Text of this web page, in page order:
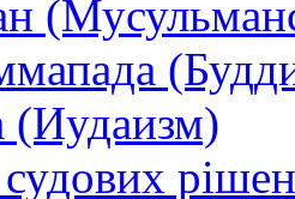
(Иудаизм)